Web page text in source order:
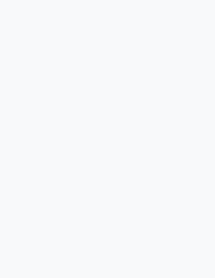
Para 2025, la
cambios significativos.
centro de atención,
éticas están
publicidad basada en
manera de alcanzar a
altas probabilidades de
La publicidad digital